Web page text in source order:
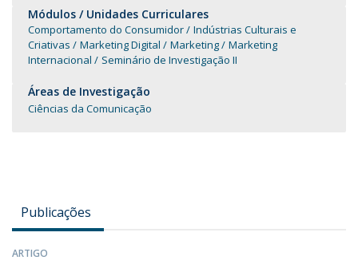
Módulos / Unidades Curriculares
Comportamento do Consumidor
Indústrias Culturais e
Criativas
Marketing Digital Marketing
Marketing
Internacional
Seminário de Investigação II
Áreas de Investigação
Ciências da Comunicação
Publicações
ARTIGO